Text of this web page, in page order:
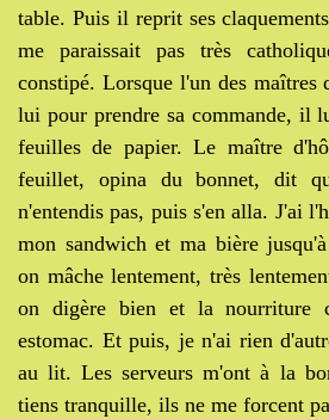
table. Puis il reprit ses
me paraissait pas très
constipé. Lorsque l'un des maîtres
lui pour prendre sa commande, il
feuilles de papier. Le maître
feuillet, opina du bonnet, dit
n'entendis pas, puis s'en alla. J'ai
mon sandwich et ma bière
on mâche lentement, très
on digère bien et la nourriture
estomac. Et puis, je n'ai rien
au lit. Les serveurs m'ont à la
tiens tranquille, ils ne me forcent